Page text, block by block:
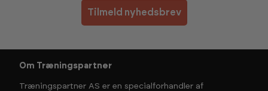
Tilmeld nyhedsbrev
Om Træningspartner
Træningspartner AS er en specialforhandler af